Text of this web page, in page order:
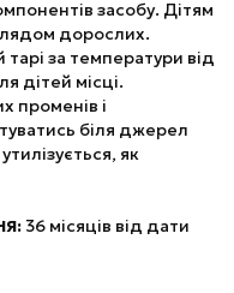
засобу. Дітям
дорослих.
тарі за температури від
дітей місці.
променів і
біля джерел
як
36 місяців від дати